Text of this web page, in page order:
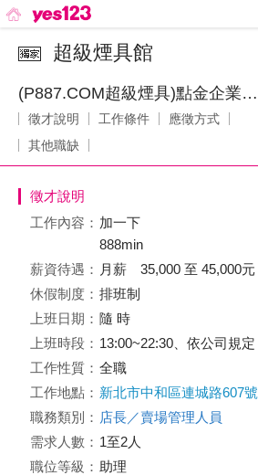
超級煙具館
(P887.COM超級煙具)點金企業有限公司
徵才說明 工作條件
應徵方式
其他職缺
徵才說明
工作內容： 加一下
888min
薪資待遇： 月薪 35,000 至 45,000元
休假制度： 排班制
上班日期： 隨 時
上班時段： 13:00~22:30、依公司規定
工作性質： 全職
工作地點： 新北市中和區連城路607號
職務類別： 店長／賣場管理人員
需求人數： 1至2人
職位等級： 助理